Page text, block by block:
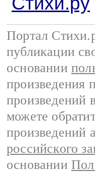
Портал
публикации
основании
произведения
произведений
можете
произведений
российского
основании